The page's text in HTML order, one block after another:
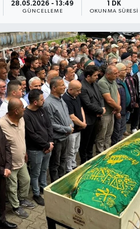
28.05.2026 - 13:49
GÜNCELLEME
1 DK
OKUNMA SÜRESI